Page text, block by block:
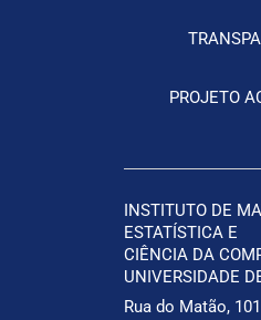
PROJETO
INSTITUTO DE
ESTATÍSTICA E
CIÊNCIA DA
UNIVERSIDADE
Rua do Matão,